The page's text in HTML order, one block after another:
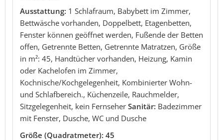
Ausstattung: 1 Schlafraum, Babybett im Zimmer,
Bettwäsche vorhanden, Doppelbett, Etagenbetten,
Fenster können geöffnet werden, Fußende der Betten
offen, Getrennte Betten, Getrennte Matratzen, Größe
in m²: 45, Handtücher vorhanden, Heizung, Kamin
oder Kachelofen im Zimmer,
Kochnische/Kochgelegenheit, Kombinierter Wohn-
und Schlafbereich., Küchenzeile, Rauchmelder,
Sitzgelegenheit, kein Fernseher Sanitär: Badezimmer
mit Fenster, Dusche, WC und Dusche
Größe (Quadratmeter): 45